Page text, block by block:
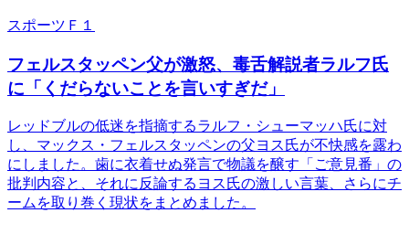
スポーツ Ｆ１
フェルスタッペン父が激怒、毒舌解説者ラルフ氏
に「くだらないことを言いすぎだ」
レッドブルの低迷を指摘するラルフ・シューマッハ氏に対
し、マックス・フェルスタッペンの父ヨス氏が不快感を露わ
にしました。歯に衣着せぬ発言で物議を醸す「ご意見番」の
批判内容と、それに反論するヨス氏の激しい言葉、さらにチ
ームを取り巻く現状をまとめました。